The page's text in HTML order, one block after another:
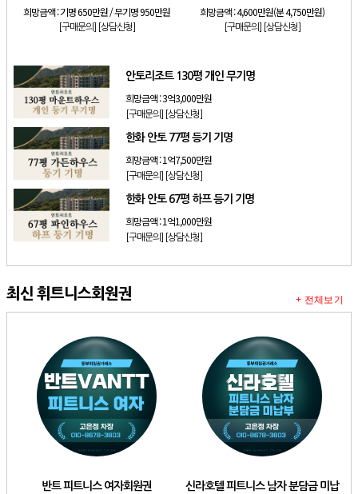
희망금액 :기명 650만원 / 무기명 950만원
[구매문의] [상담신청]
희망금액 :4,600만원(분 4,750만원)
[구매문의] [상담신청]
안토리조트 130평 개인 무기명
희망금액 :3억3,000만원
[구매문의] [상담신청]
한화 안토 77평 등기 기명
희망금액 :1억7,500만원
[구매문의] [상담신청]
한화 안토 67평 하프 등기 기명
희망금액 :1억1,000만원
[구매문의] [상담신청]
최신 휘트니스회원권
반트 피트니스 여자회원권 신라호텔 피트니스 남자 분담금 미납
+ 전체보기